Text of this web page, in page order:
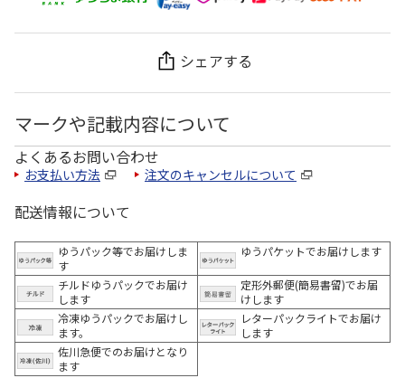
シェアする
マークや記載内容について
よくあるお問い合わせ
お支払い方法 注文のキャンセルについて
配送情報について
ゆうパック等でお届けしま
す
ゆうパケットでお届けします
チルドゆうパックでお届け
します
定形外郵便(簡易書留)でお届
けします
冷凍ゆうパックでお届けし
ます。
レターパックライトでお届け
します
佐川急便でのお届けとなり
ます